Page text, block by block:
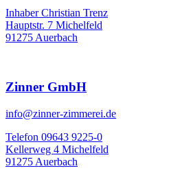
Inhaber Christian Trenz
Hauptstr. 7 Michelfeld
91275 Auerbach
Zinner GmbH
info@zinner-zimmerei.de
Telefon 09643 9225-0
Kellerweg 4 Michelfeld
91275 Auerbach